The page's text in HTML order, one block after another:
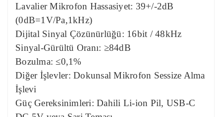
Lavalier Mikrofon Hassasiyet: 39+/-2dB
(0dB=1V/Pa,1kHz)
Dijital Sinyal Çözünürlüğü: 16bit / 48kHz
Sinyal-Gürültü Oranı: ≥84dB
Bozulma: ≤0,1%
Diğer İşlevler: Dokunsal Mikrofon Sessize Alma
İşlevi
Güç Gereksinimleri: Dahili Li-ion Pil, USB-C